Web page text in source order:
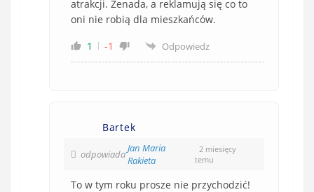
atrakcji. Żenada, a reklamują się co to
oni nie robią dla mieszkańców.
1
-1 Odpowiedz
Bartek
odpowiadaJan Maria
Rakieta
2 miesięcy
temu
To w tym roku prosze nie przychodzić!